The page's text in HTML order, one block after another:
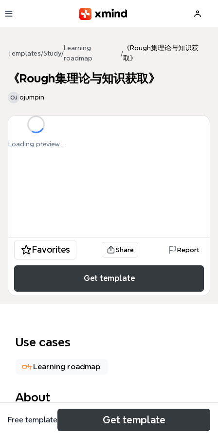
Templates/Study/
Learning
roadmap
/
《Rough集理论与知识获
取》
《Rough集理论与知识获取》
OJ ojumpin
Loading preview...
Favorites Share Report
Get template
Use cases
Learning roadmap
About
《Rough集理论与知识获取》思维导图模板系统梳理了
Rough集理论的核心概念与知识获取方法，涵盖11个章
Free template Get template